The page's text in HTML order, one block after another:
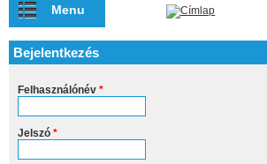
Ugrás a tartalomra
Menu
Bejelentkezés
Felhasználónév *
Jelszó *